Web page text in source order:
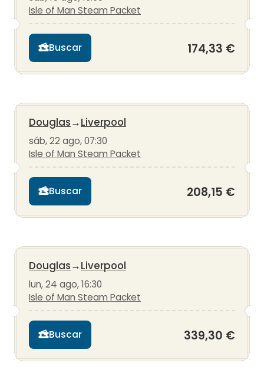
Isle of Man Steam Packet
Buscar 174,33 €
Douglas→Liverpool
sáb, 22 ago, 07:30
Isle of Man Steam Packet
Buscar 208,15 €
Douglas→Liverpool
lun, 24 ago, 16:30
Isle of Man Steam Packet
Buscar 339,30 €